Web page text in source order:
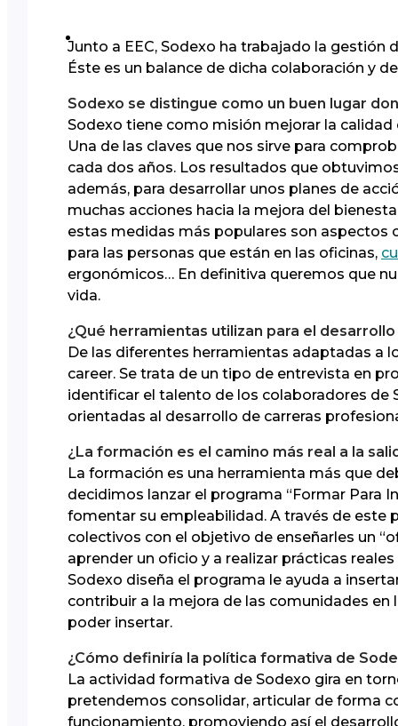
Junto a EEC, Sodexo ha trabajado la
Éste es un balance de dicha colaboración y
Sodexo se distingue como un buen lugar
Sodexo tiene como misión mejorar la
Una de las claves que nos sirve para
cada dos años. Los resultados que
además, para desarrollar unos planes de
muchas acciones hacia la mejora del
estas medidas más populares son aspectos
para las personas que están en las oficinas,
ergonómicos… En definitiva queremos que
vida.
¿Qué herramientas utilizan para el
De las diferentes herramientas adaptadas a
career. Se trata de un tipo de entrevista en
identificar el talento de los colaboradores de
orientadas al desarrollo de carreras
¿La formación es el camino más real a la
La formación es una herramienta más que
decidimos lanzar el programa “Formar Para
fomentar su empleabilidad. A través de
colectivos con el objetivo de enseñarles un
aprender un oficio y a realizar prácticas
Sodexo diseña el programa le ayuda a
contribuir a la mejora de las comunidades
poder insertar.
¿Cómo definiría la política formativa de
La actividad formativa de Sodexo gira en
pretendemos consolidar, articular de forma
funcionamiento, promoviendo así el